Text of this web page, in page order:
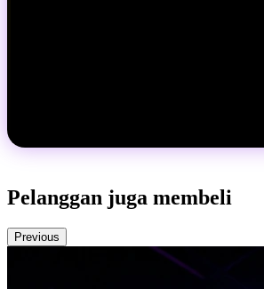
Pelanggan juga membeli
Previous